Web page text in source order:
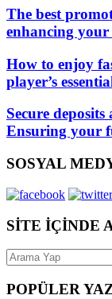
The best
enhancing
How to enjoy
player’s
Secure
Ensuring your
SOSYAL
SİTE İÇİNDE
POPÜLER